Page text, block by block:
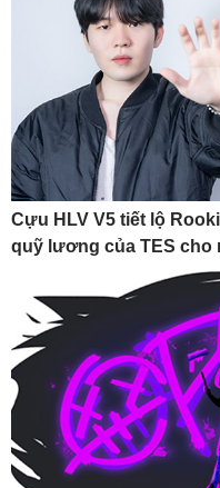
Cựu HLV V5 tiết lộ
quỹ lương của TES cho